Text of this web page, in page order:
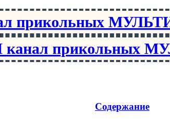
прикольных
прикольных
Содержание